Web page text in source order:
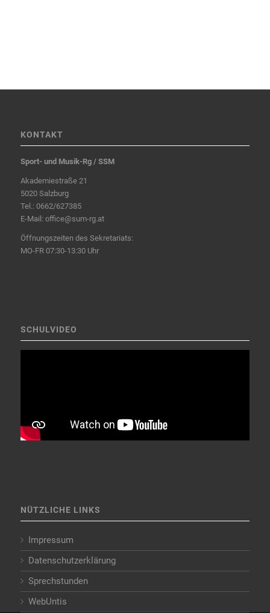
KONTAKT
Sport- und Musik-Rg / SSM
Akademiestraße 21
5020 Salzburg
Tel.: 0662/627385
E-Mail: office@sum-rg.at
Öffnungszeiten des Sekretariats:
MO-FR 07:30-13:30 Uhr
SCHULVIDEO
NÜTZLICHE LINKS
Impressum
Datenschutzerklärung
Sprechstunden
WebUntis